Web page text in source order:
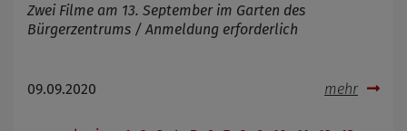
Zwei Filme am 13. September im Garten des
Bürgerzentrums / Anmeldung erforderlich
09.09.2020 mehr